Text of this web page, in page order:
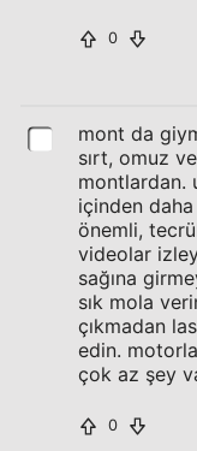
0
mont da
sırt, omuz
montlardan.
içinden
önemli,
videolar
sağına
sık mola
çıkmadan
edin.
çok az şey
0